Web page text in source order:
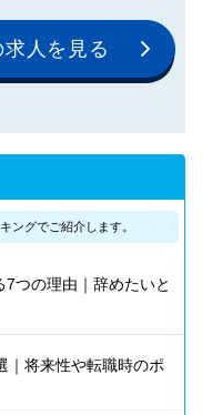
人を見る
ングでご紹介します。
つの理由｜辞めたいと
｜将来性や転職時のポ